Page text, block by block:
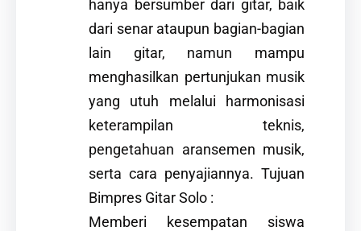
hanya bersumber dari gitar, baik
dari senar ataupun bagian-bagian
lain gitar, namun mampu
menghasilkan pertunjukan musik
yang utuh melalui harmonisasi
keterampilan teknis,
pengetahuan aransemen musik,
serta cara penyajiannya. Tujuan
Bimpres Gitar Solo :
Memberi kesempatan siswa